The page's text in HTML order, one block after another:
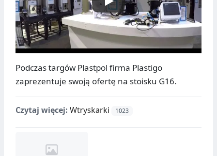
Podczas targów Plastpol firma Plastigo
zaprezentuje swoją ofertę na stoisku G16.
Czytaj więcej: Wtryskarki 1023